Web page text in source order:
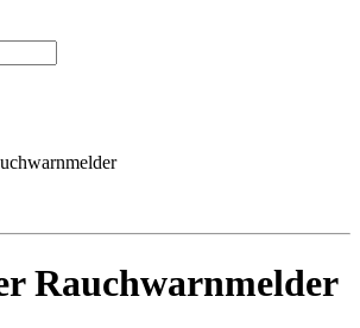
Rauchwarnmelder